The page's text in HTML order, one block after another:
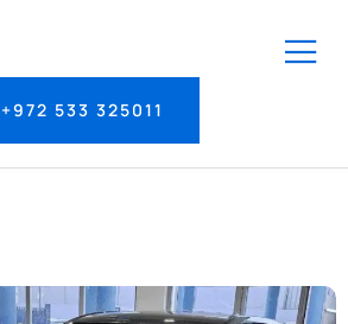
+972 533 325011